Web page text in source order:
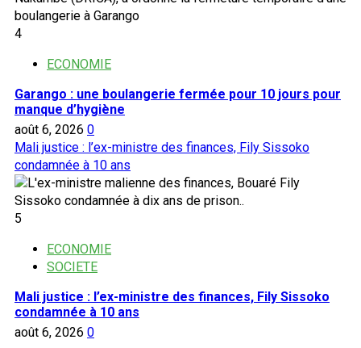
4
ECONOMIE
Garango : une boulangerie fermée pour 10 jours pour
manque d’hygiène
août 6, 2026 0
Mali justice : l’ex-ministre des finances, Fily Sissoko
condamnée à 10 ans
5
ECONOMIE
SOCIETE
Mali justice : l’ex-ministre des finances, Fily Sissoko
condamnée à 10 ans
août 6, 2026 0